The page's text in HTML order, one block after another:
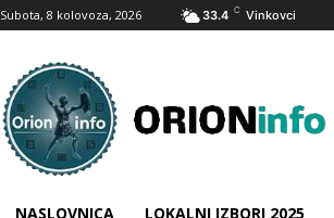
Subota, 8 kolovoza, 2026 33.4 C Vinkovci
NASLOVNICA LOKALNI IZBORI 2025